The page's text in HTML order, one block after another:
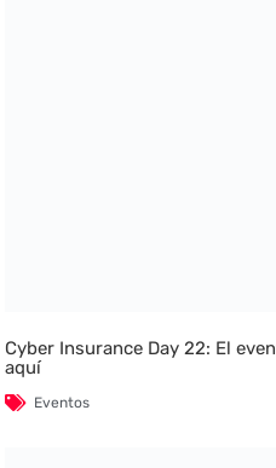
Cyber Insurance Day 22: El
aquí
Eventos